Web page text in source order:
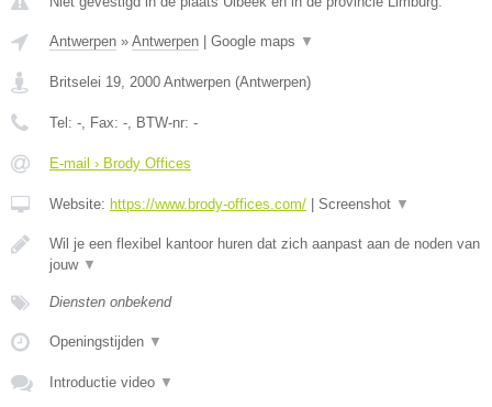
Antwerpen » Antwerpen Google maps ▼
Britselei 19, 2000 Antwerpen (Antwerpen)
Tel: -, Fax: -, BTW-nr: -
E-mail › Brody Offices
Website: https://www.brody-offices.com/ Screenshot ▼
Wil je een flexibel kantoor huren dat zich aanpast aan de noden van
jouw ▼
Diensten onbekend
Openingstijden ▼
Introductie video ▼